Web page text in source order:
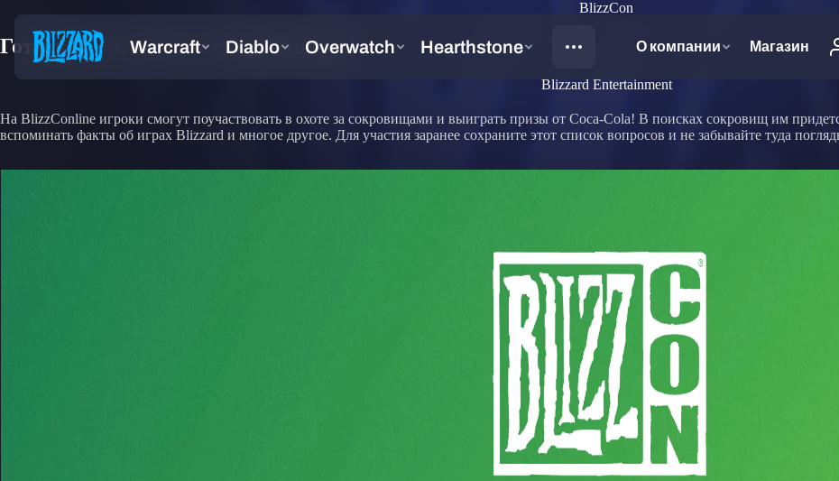
BlizzCon
Готовьтесь к охоте за сокровищами!
Blizzard Entertainment
На BlizzConline игроки смогут поучаствовать в охоте за сокровищами и выиграть призы от Coca-Cola! В поисках сокровищ им
вспоминать факты об играх Blizzard и многое другое. Для участия заранее сохраните этот список вопросов и не забывайте туда